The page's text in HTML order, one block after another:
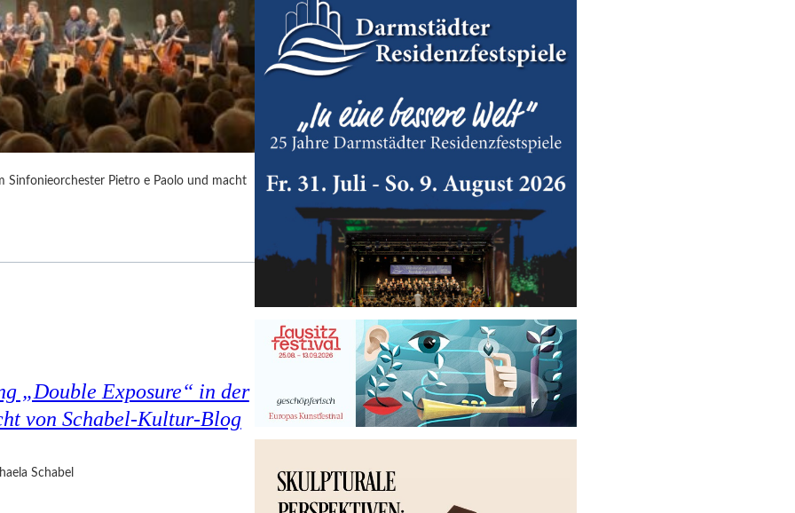
Sinfonieorchester Pietro e Paolo und macht
„Double Exposure“ in der
von Schabel-Kultur-Blog
Schabel